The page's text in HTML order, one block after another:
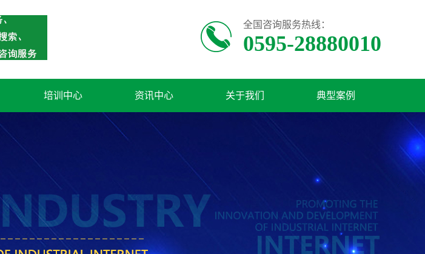
全国咨询服务热线：
0595-28880010
培训中心 资讯中心 关于我们 典型案例